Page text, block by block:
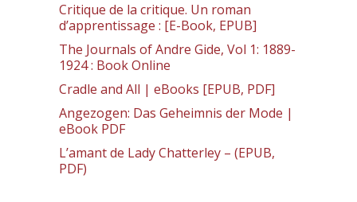
Critique de la critique. Un roman
d’apprentissage : [E-Book, EPUB]
The Journals of Andre Gide, Vol 1: 1889-
1924 : Book Online
Cradle and All | eBooks [EPUB, PDF]
Angezogen: Das Geheimnis der Mode |
eBook PDF
L’amant de Lady Chatterley – (EPUB,
PDF)